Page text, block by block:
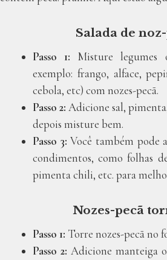
Salada de
Passo 1: Misture legumes
exemplo: frango, alface,
cebola, etc) com nozes-pecã.
Passo 2: Adicione sal,
depois misture bem.
Passo 3: Você também pode
condimentos, como folhas
pimenta chili, etc. para
Nozes-pecã
Passo 1: Torre nozes-pecã no
Passo 2: Adicione manteiga